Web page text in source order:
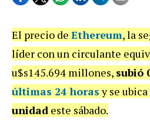
El precio de Ethereum, la
líder con un circulante
u$s145.694 millones, subió
últimas 24 horasy se
unidad este sábado.